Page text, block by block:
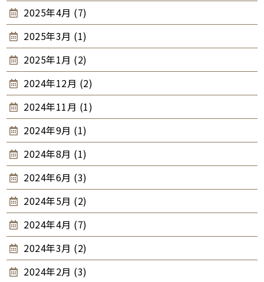
2025年4月 (7)
2025年3月 (1)
2025年1月 (2)
2024年12月 (2)
2024年11月 (1)
2024年9月 (1)
2024年8月 (1)
2024年6月 (3)
2024年5月 (2)
2024年4月 (7)
2024年3月 (2)
2024年2月 (3)